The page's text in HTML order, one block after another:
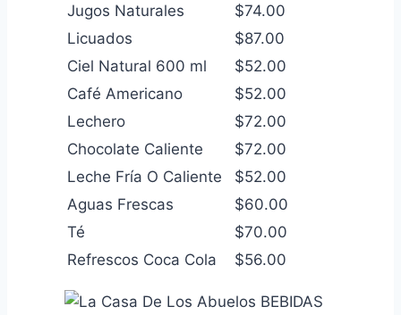
Jugos Naturales
$74.00
Licuados
$87.00
Ciel Natural 600 ml
$52.00
Café Americano
$52.00
Lechero
$72.00
Chocolate Caliente
$72.00
Leche Fría O Caliente
$52.00
Aguas Frescas
$60.00
Té
$70.00
Refrescos Coca Cola
$56.00